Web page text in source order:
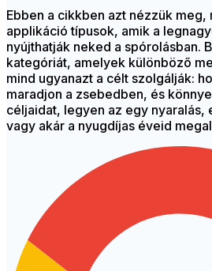
Ebben a cikkben azt nézzük meg,
applikáció típusok, amik a
nyújthatják neked a spórolásban.
kategóriát, amelyek különböző
mind ugyanazt a célt szolgálják:
maradjon a zsebedben, és
céljaidat, legyen az egy nyaralás,
vagy akár a nyugdíjas éveid